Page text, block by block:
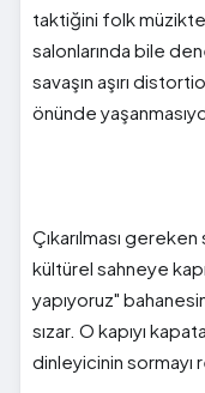
taktiğini folk
salonlarında bile
savaşın aşırı
önünde
Çıkarılması
kültürel sahneye
yapıyoruz"
sızar. O kapıyı
dinleyicinin sormayı